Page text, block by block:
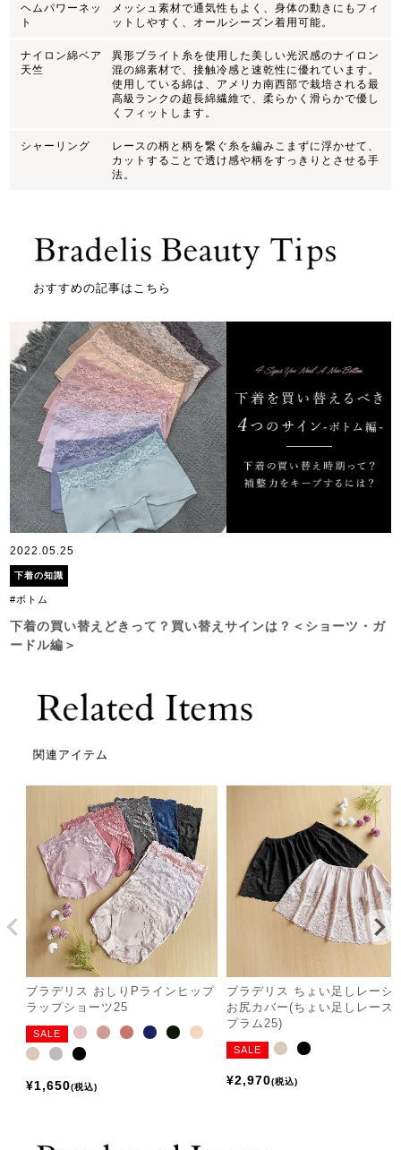
ヘムパワーネッ
ト
メッシュ素材で通気性もよく、身体の動きにもフィ
ットしやすく、オールシーズン着用可能。
ナイロン綿ベア
天竺
異形ブライト糸を使用した美しい光沢感のナイロン
混の綿素材で、接触冷感と速乾性に優れています。
使用している綿は、アメリカ南西部で栽培される最
高級ランクの超長綿繊維で、柔らかく滑らかで優し
くフィットします。
シャーリング
レースの柄と柄を繋ぐ糸を編みこまずに浮かせて、
カットすることで透け感や柄をすっきりとさせる手
法。
おすすめの記事はこちら
2022.05.25
下着の知識
#ボトム
下着の買い替えどきって？買い替えサインは？＜ショーツ・ガ
ードル編＞
関連アイテム
ブラデリス おしりPラインヒップ
ラップショーツ25
SALE
¥1,650 税込
ブラデリス ちょい足しレーシ
お尻カバー(ちょい足しレース
プラム25)
SALE
¥2,970 税込